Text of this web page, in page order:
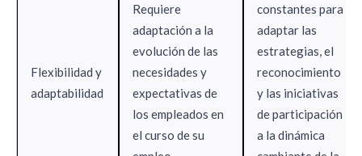
Flexibilidad y
adaptabilidad
Requiere
adaptación a la
evolución de las
necesidades y
expectativas de
los empleados en
el curso de su
constantes para
adaptar las
estrategias, el
reconocimiento
y las iniciativas
de participación
a la dinámica